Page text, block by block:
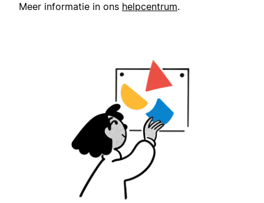
Meer informatie in ons helpcentrum.